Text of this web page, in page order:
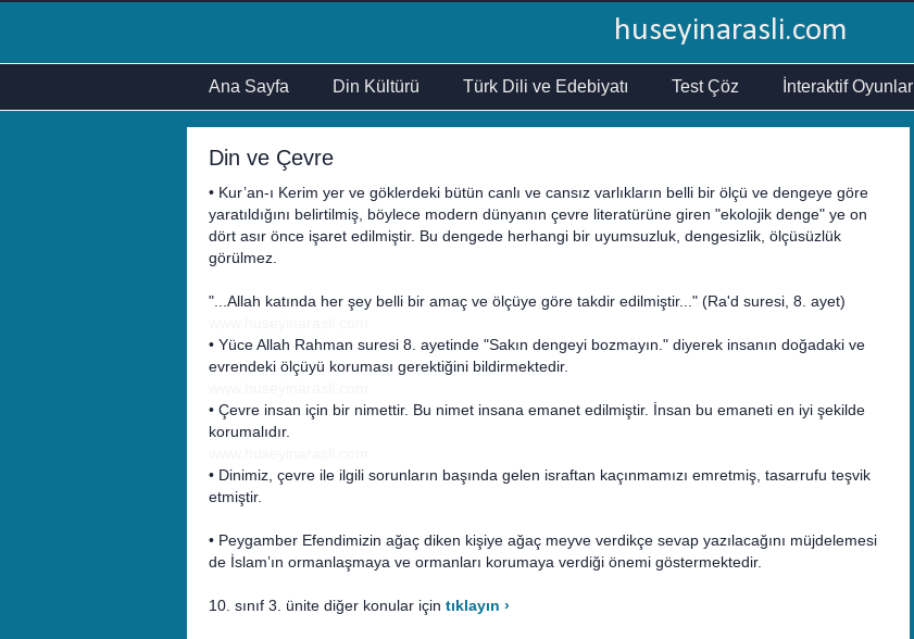
huseyinarasli.com
Ana Sayfa Din Kültürü Türk Dili ve Edebiyatı Test Çöz İnteraktif Oyunlar
Din ve Çevre
• Kur’an-ı Kerim yer ve göklerdeki bütün canlı ve cansız varlıkların belli bir ölçü ve dengeye göre
yaratıldığını belirtilmiş, böylece modern dünyanın çevre literatürüne giren "ekolojik denge" ye on
dört asır önce işaret edilmiştir. Bu dengede herhangi bir uyumsuzluk, dengesizlik, ölçüsüzlük
görülmez.
"...Allah katında her şey belli bir amaç ve ölçüye göre takdir edilmiştir..." (Ra'd suresi, 8. ayet)
• Yüce Allah Rahman suresi 8. ayetinde "Sakın dengeyi bozmayın." diyerek insanın doğadaki ve
evrendeki ölçüyü koruması gerektiğini bildirmektedir.
• Çevre insan için bir nimettir. Bu nimet insana emanet edilmiştir. İnsan bu emaneti en iyi şekilde
korumalıdır.
• Dinimiz, çevre ile ilgili sorunların başında gelen israftan kaçınmamızı emretmiş, tasarrufu teşvik
etmiştir.
• Peygamber Efendimizin ağaç diken kişiye ağaç meyve verdikçe sevap yazılacağını müjdelemesi
de İslam’ın ormanlaşmaya ve ormanları korumaya verdiği önemi göstermektedir.
10. sınıf 3. ünite diğer konular için tıklayın ›